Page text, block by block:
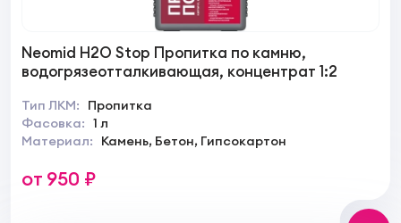
Neomid H2О Stop Пропитка по камню,
водогрязеотталкивающая, концентрат 1:2
Тип ЛКМ:
Пропитка
Фасовка: 1 л
Материал:
Камень, Бетон, Гипсокартон
от 950 ₽